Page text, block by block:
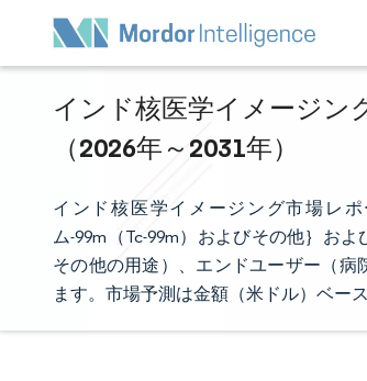
インド核医学イメージン
（2026年～2031年）
インド核医学イメージング市場レ
ム-99m（Tc-99m）およびその他｝お
その他の用途）、エンドユーザー（
ます。市場予測は金額（米ドル）ベー